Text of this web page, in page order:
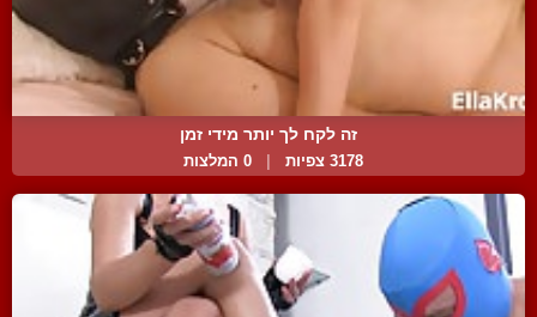
זה לקח לך יותר מידי זמן
3178 צפיות 0 המלצות